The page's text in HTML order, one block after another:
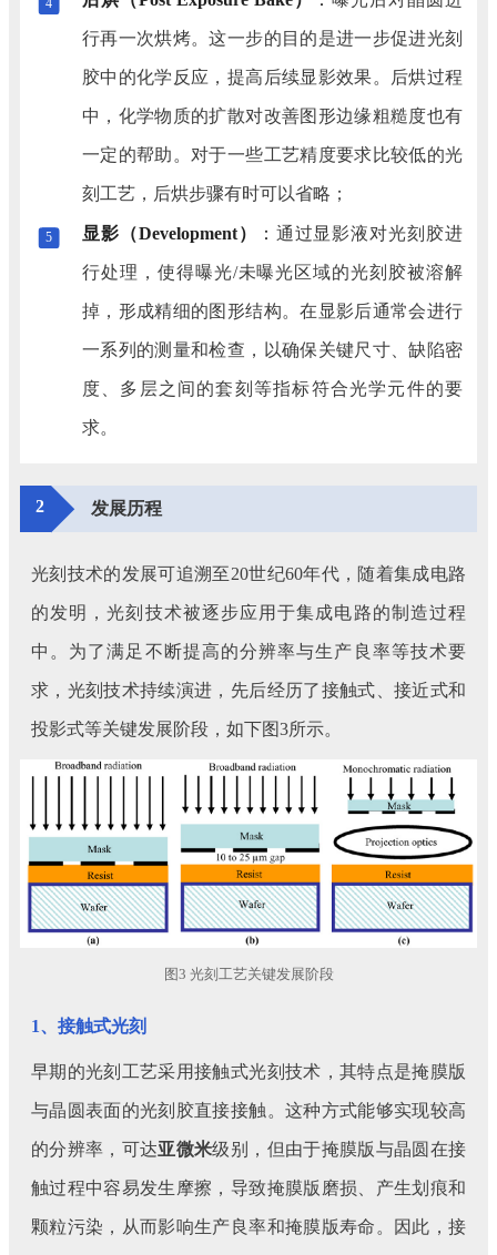
4
行再一次烘烤。这一步的目的是进一步促进光刻
胶中的化学反应，提高后续显影效果。后烘过程
中，化学物质的扩散对改善图形边缘粗糙度也有
一定的帮助。对于一些工艺精度要求比较低的光
刻工艺，后烘步骤有时可以省略；
5 显影（Development） ： 通过显影液对光刻胶进
行处理，使得曝光/未曝光区域的光刻胶被溶解
掉，形成精细的图形结构。在显影后通常会进行
一系列的测量和检查，以确保关键尺寸、缺陷密
度、多层之间的套刻等指标符合光学元件的要
求。
2 发展历程
光刻技术的发展可追溯至20世纪60年代，随着集成电路
的发明，光刻技术被逐步应用于集成电路的制造过程
中。为了满足不断提高的分辨率与生产良率等技术要
求，光刻技术持续演进，先后经历了接触式、接近式和
投影式等关键发展阶段，如下图3所示。
图3 光刻工艺关键发展阶段
1、接触式光刻
早期的光刻工艺采用接触式光刻技术，其特点是掩膜版
与晶圆表面的光刻胶直接接触。这种方式能够实现较高
的分辨率，可达亚微米级别，但由于掩膜版与晶圆在接
触过程中容易发生摩擦，导致掩膜版磨损、产生划痕和
颗粒污染，从而影响生产良率和掩膜版寿命。因此，接